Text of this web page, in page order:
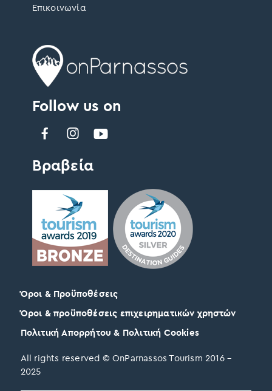
Follow us on
Βραβεία
Επικοινωνία
All rights reserved © OnParnassos Tourism 2016 –
2025
Όροι & Προϋποθέσεις
Όροι & προϋποθέσεις επιχειρηματικών χρηστών
Πολιτική Απορρήτου & Πολιτική Cookies